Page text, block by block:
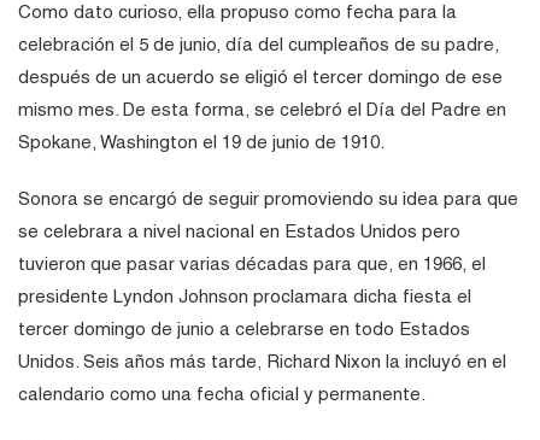
Como dato curioso, ella propuso como fecha para la
celebración el 5 de junio, día del cumpleaños de su padre,
después de un acuerdo se eligió el tercer domingo de ese
mismo mes. De esta forma, se celebró el Día del Padre en
Spokane, Washington el 19 de junio de 1910.
Sonora se encargó de seguir promoviendo su idea para que
se celebrara a nivel nacional en Estados Unidos pero
tuvieron que pasar varias décadas para que, en 1966, el
presidente Lyndon Johnson proclamara dicha fiesta el
tercer domingo de junio a celebrarse en todo Estados
Unidos. Seis años más tarde, Richard Nixon la incluyó en el
calendario como una fecha oficial y permanente.